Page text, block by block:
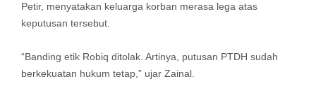
Petir, menyatakan keluarga korban merasa lega atas
keputusan tersebut.
“Banding etik Robiq ditolak. Artinya, putusan PTDH sudah
berkekuatan hukum tetap,” ujar Zainal.